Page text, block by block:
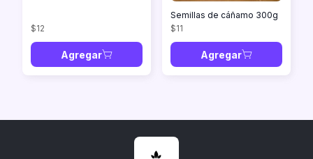
$12
Agregar
Semillas de cáñamo 300g
$11
Agregar